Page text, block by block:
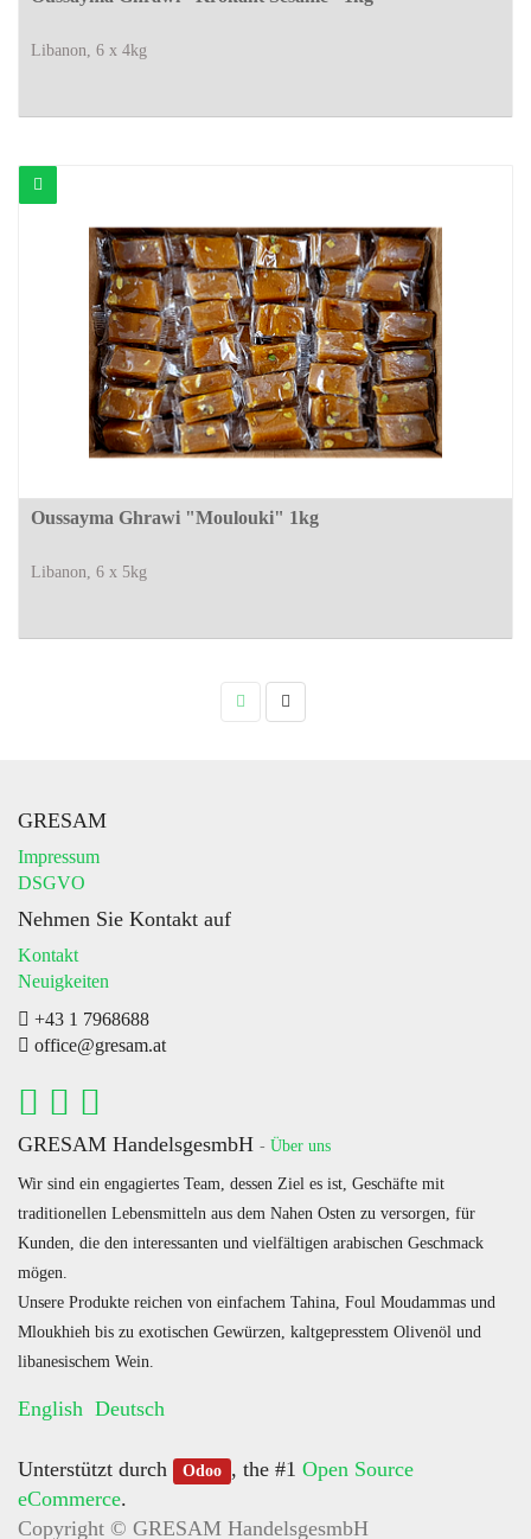
Libanon, 6 x 4kg
Oussayma Ghrawi "Moulouki" 1kg
Libanon, 6 x 5kg
GRESAM
Impressum
DSGVO
Nehmen Sie Kontakt auf
Kontakt
Neuigkeiten
+43 1 7968688
office@gresam.at
GRESAM HandelsgesmbH - Über uns
Wir sind ein engagiertes Team, dessen Ziel es ist, Geschäfte mit
traditionellen Lebensmitteln aus dem Nahen Osten zu versorgen, für
Kunden, die den interessanten und vielfältigen arabischen Geschmack
mögen.
Unsere Produkte reichen von einfachem Tahina, Foul Moudammas und
Mloukhieh bis zu exotischen Gewürzen, kaltgepresstem Olivenöl und
libanesischem Wein.
English Deutsch
Unterstützt durch Odoo , the #1Open Source
eCommerce.
Copyright © GRESAM HandelsgesmbH